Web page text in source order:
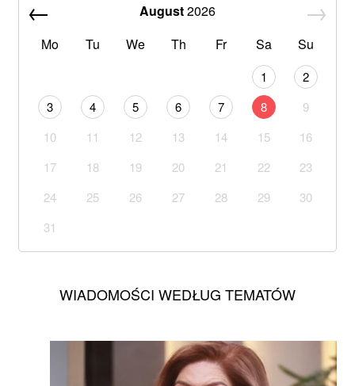
August2026
Mo
Tu We Th Fr Sa Su
1
2
3
4 5 6 7 8
9
10
11 12 13 14 15
16
17
18 19 20 21 22
23
24
25 26 27 28 29
30
31
WIADOMOŚCI WEDŁUG TEMATÓW